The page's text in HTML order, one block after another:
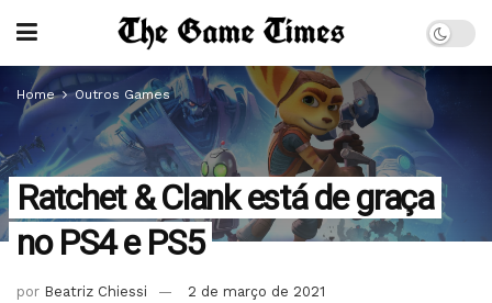
Home Outros Games
Ratchet & Clank está de graça
no PS4 e PS5
por Beatriz Chiessi
2 de março de 2021